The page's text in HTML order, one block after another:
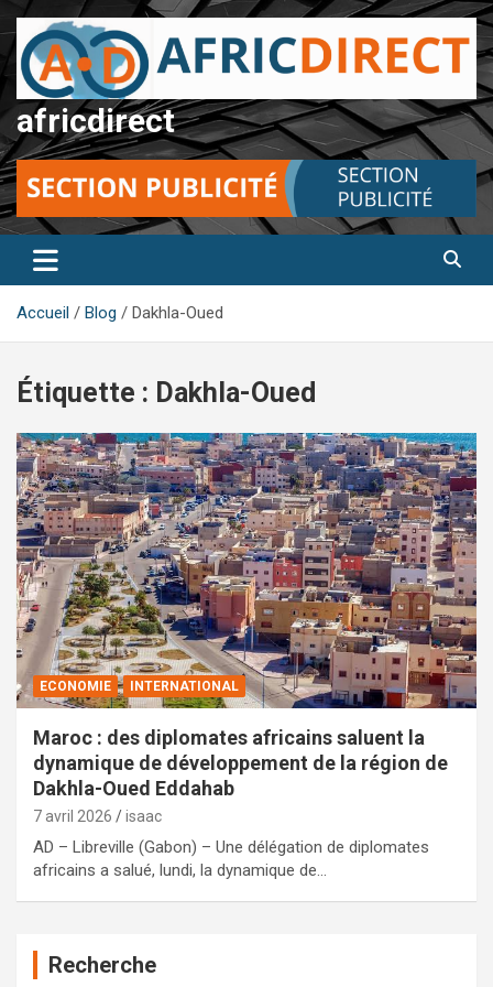
Aller
au
contenu
africdirect
Accueil Blog Dakhla-Oued
Étiquette : Dakhla-Oued
ECONOMIE INTERNATIONAL
Maroc : des diplomates africains saluent la
dynamique de développement de la région de
Dakhla-Oued Eddahab
7 avril 2026 isaac
AD – Libreville (Gabon) – Une délégation de diplomates
africains a salué, lundi, la dynamique de…
Recherche